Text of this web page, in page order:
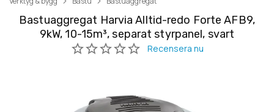
Bastuaggregat Harvia Alltid-redo Forte AFB9,
9kW, 10-15m³, separat styrpanel, svart